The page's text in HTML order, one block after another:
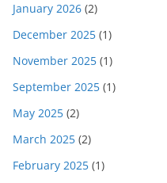
January 2026 (2)
December 2025 (1)
November 2025 (1)
September 2025 (1)
May 2025 (2)
March 2025 (2)
February 2025 (1)